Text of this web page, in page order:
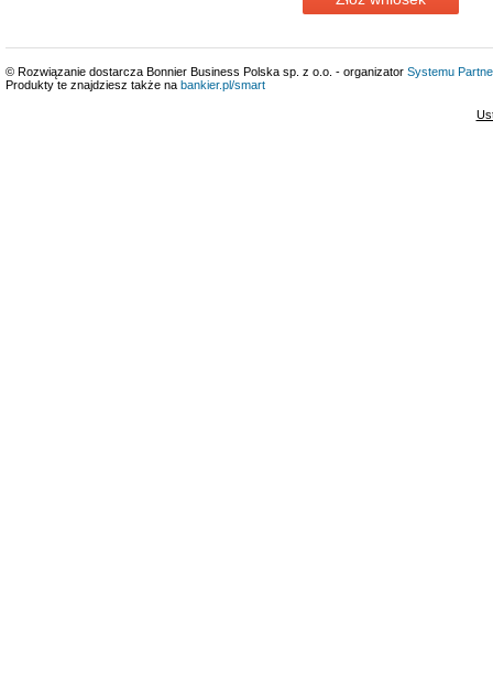
© Rozwiązanie dostarcza Bonnier Business Polska sp. z o.o. - organizator Systemu
Produkty te znajdziesz także na bankier.pl/smart